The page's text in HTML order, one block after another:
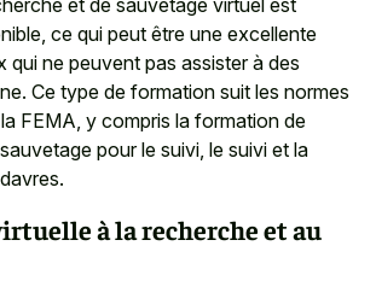
et de sauvetage virtuel est
ce qui peut être une excellente
qui ne peuvent pas assister à des
Ce type de formation suit les normes
FEMA, y compris la formation de
pour le suivi, le suivi et la
à la recherche et au